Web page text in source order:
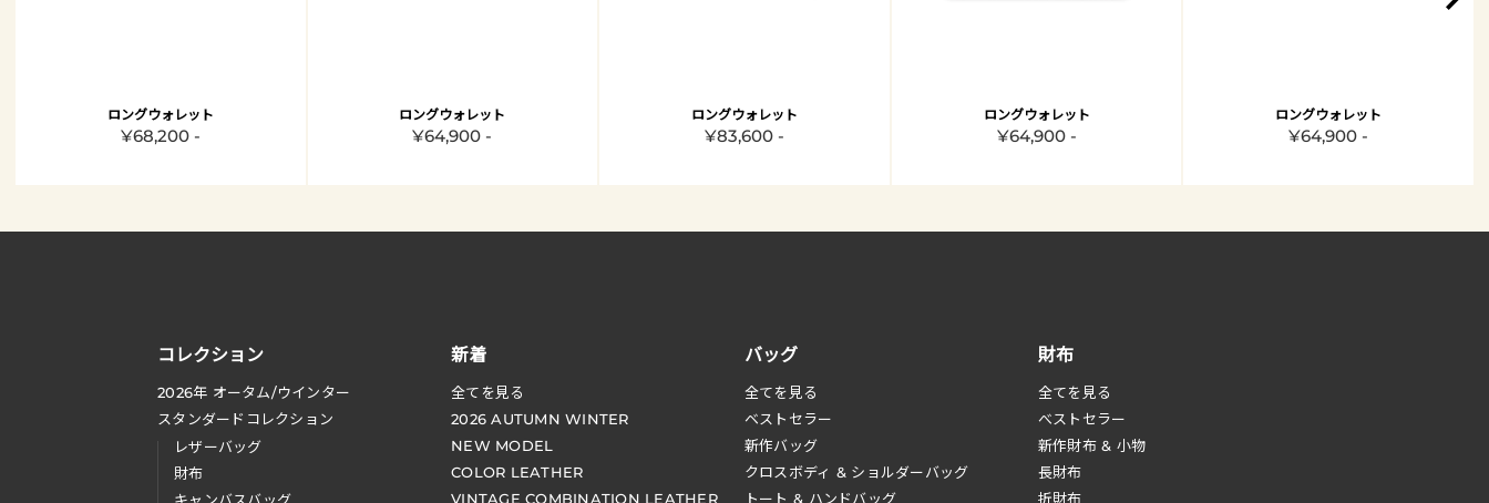
ロングウォレット
¥68,200 -
ロングウォレット
¥64,900 -
ロングウォレット
¥83,600 -
ロングウォレット
¥64,900 -
ロングウォレット
¥64,900 -
コレクション
2026年 オータム/ウインター
スタンダードコレクション
レザーバッグ
財布
新着
全てを見る
2026 AUTUMN WINTER
NEW MODEL
COLOR LEATHER
VINTAGE COMBINATION LEATHER
財布
全てを見る
べストセラー
新作財布 & 小物
長財布
折財布
バッグ
全てを見る
ベストセラー
新作バッグ
クロスボディ & ショルダーバッグ
トート & ハンドバッグ